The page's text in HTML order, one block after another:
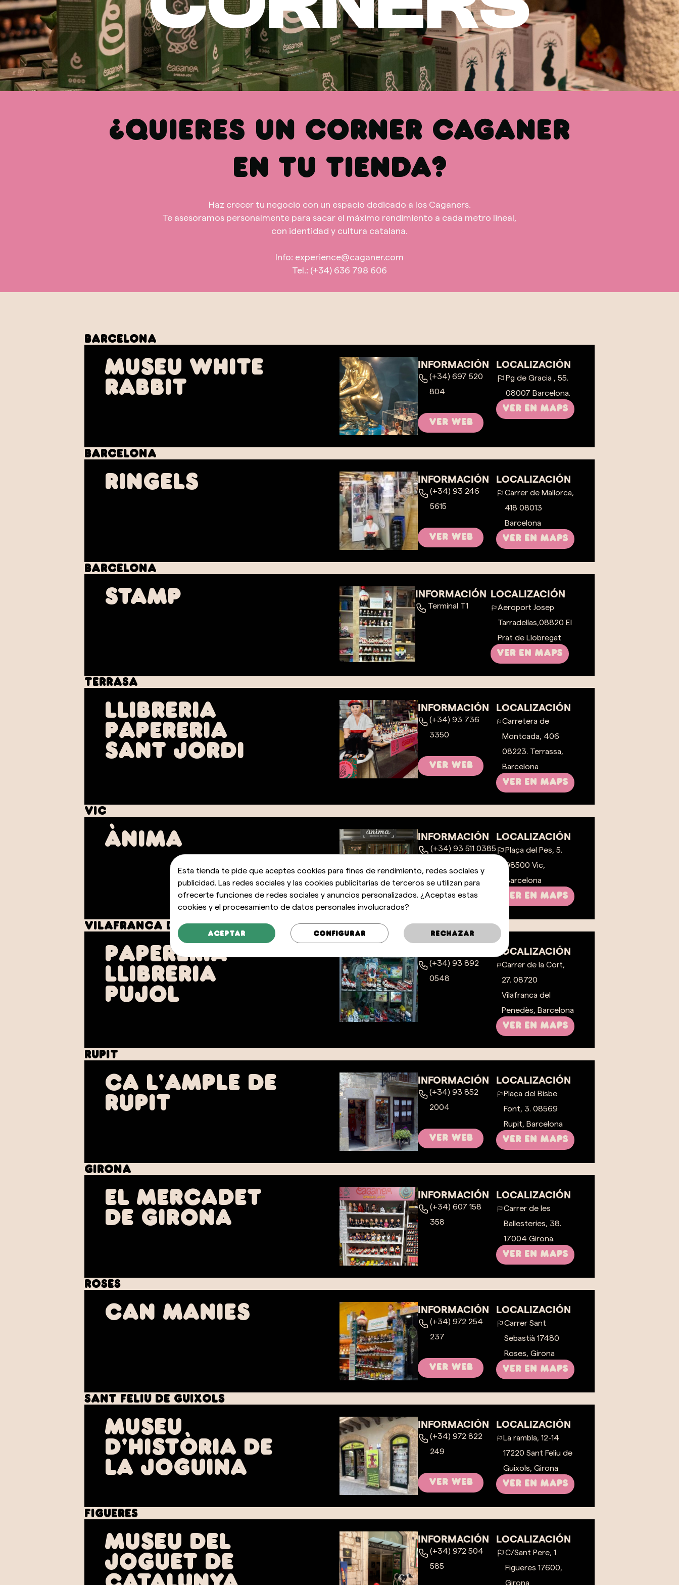
¿QUIERES UN CORNER CAGANER
EN TU TIENDA?
Haz crecer tu negocio con un espacio dedicado a los Caganers.
Te asesoramos personalmente para sacar el máximo rendimiento a cada metro lineal,
con identidad y cultura catalana.
Info: experience@caganer.com
Tel.: (+34) 636 798 606
Barcelona
Museu White
Rabbit
INFORMACIÓN
(+34) 697 520
804
ver web
LOCALIZACIÓN
Pg de Gracia , 55.
08007 Barcelona.
ver en maps
Barcelona
Ringels INFORMACIÓN
(+34) 93 246
5615
Ver Web
LOCALIZACIÓN
Carrer de Mallorca,
418 08013
Barcelona
Ver en maps
Barcelona
STAMP INFORMACIÓN
Terminal T1
LOCALIZACIÓN
Aeroport Josep
Tarradellas,08820 El
Prat de Llobregat
Ver en maps
Terrasa
Llibreria
Papereria
Sant Jordi
INFORMACIÓN
(+34) 93 736
3350
ver web
LOCALIZACIÓN
Carretera de
Montcada, 406
08223. Terrassa,
Barcelona
VER EN MAPS
Vic
Ànima INFORMACIÓN
(+34) 93 511 0385
ver web
LOCALIZACIÓN
Plaça del Pes, 5.
08500 Vic,
Barcelona
VER EN MAPS
Vilafranca del Penedès
Papereria
Llibreria
Pujol
(+34) 93 892
0548
LOCALIZACIÓN
Carrer de la Cort,
27. 08720
Vilafranca del
Penedès, Barcelona
VER EN MAPS
Rupit
Ca L'Ample de
Rupit
INFORMACIÓN
(+34) 93 852
2004
ver web
LOCALIZACIÓN
Plaça del Bisbe
Font, 3. 08569
Rupit, Barcelona
VER EN MAPS
Girona
El Mercadet
De Girona
INFORMACIÓN
(+34) 607 158
358
LOCALIZACIÓN
Carrer de les
Ballesteries, 38.
17004 Girona.
VER EN MAPS
Roses
Can Manies INFORMACIÓN
(+34) 972 254
237
Ver Web
LOCALIZACIÓN
Carrer Sant
Sebastià 17480
Roses, Girona
Ver en maps
Sant Feliu de Guixols
Museu
d'Història de
la Joguina
INFORMACIÓN
(+34) 972 822
249
Ver Web
LOCALIZACIÓN
La rambla, 12-14
17220 Sant Feliu de
Guixols, Girona
Ver en maps
Figueres
Museu del
Joguet de
INFORMACIÓN
(+34) 972 504
585
LOCALIZACIÓN
C/Sant Pere, 1
Figueres 17600,
Girona
Esta tienda te pide que aceptes cookies para fines de rendimiento, redes sociales y
publicidad. Las redes sociales y las cookies publicitarias de terceros se utilizan para
ofrecerte funciones de redes sociales y anuncios personalizados. ¿Aceptas estas
cookies y el procesamiento de datos personales involucrados?
Aceptar Configurar Rechazar